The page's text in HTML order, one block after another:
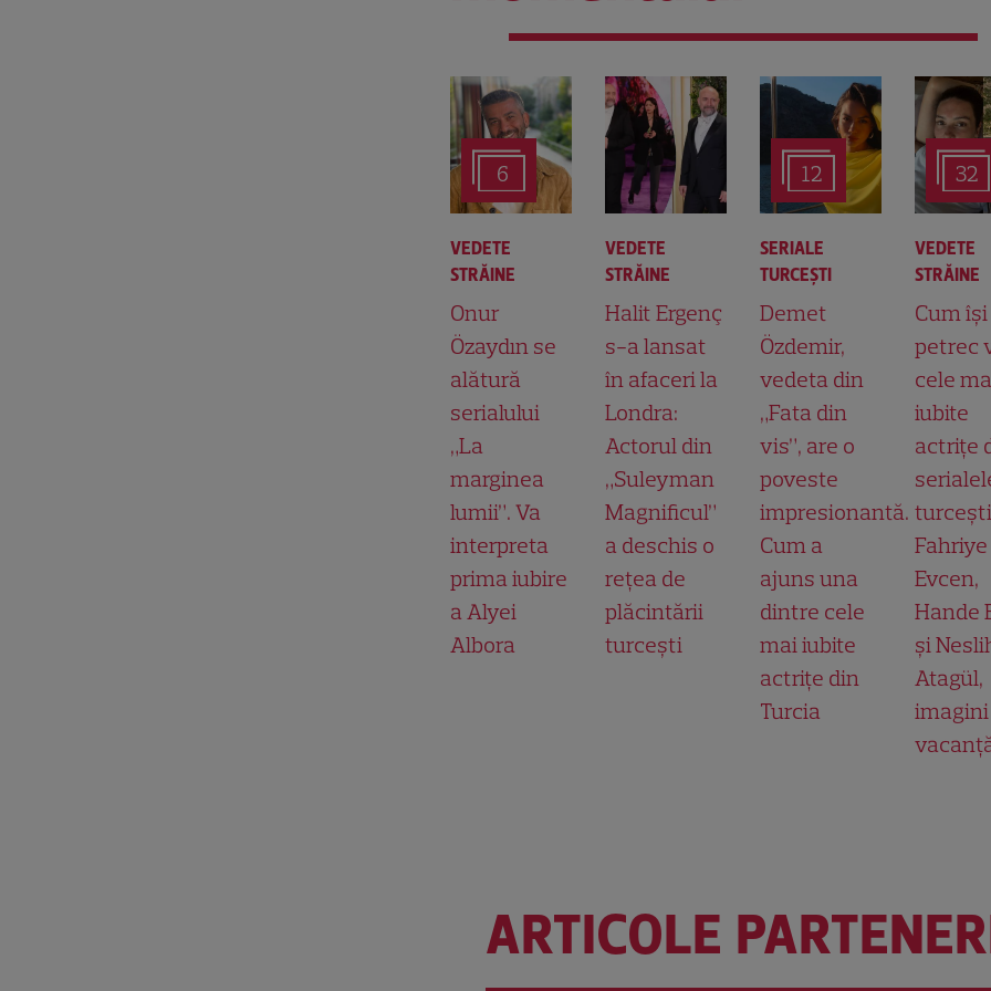
6
VEDETE
STRĂINE
Onur
Özaydın se
alătură
serialului
„La
marginea
lumii”. Va
interpreta
prima iubire
a Alyei
Albora
VEDETE
STRĂINE
Halit Ergenç
s-a lansat
în afaceri la
Londra:
Actorul din
„Suleyman
Magnificul”
a deschis o
rețea de
plăcintării
turcești
12
SERIALE
TURCEŞTI
Demet
Özdemir,
vedeta din
„Fata din
vis”, are o
poveste
impresionantă.
Cum a
ajuns una
dintre cele
mai iubite
actrițe din
Turcia
32
VEDETE
STRĂINE
Cum își
petrec
cele
iubite
actrițe
Fahriye
Evcen,
Hande
și
Atagül,
ARTICOLE